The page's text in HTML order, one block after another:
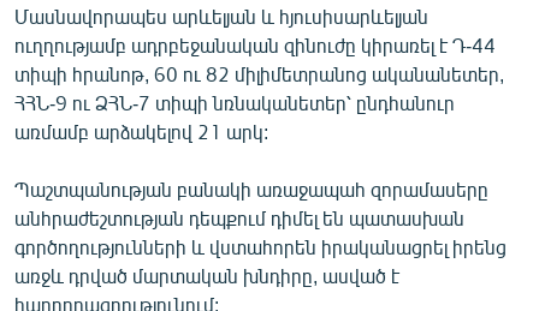
ՀԵՏԵՎԵՔ ՄԵԶ
Մասնավորապես արևելյան և հյուսիսարևելյան
ուղղությամբ ադրբեջանական զինուժը կիրառել է Դ-44
տիպի հրանոթ, 60 ու 82 միլիմետրանոց ականանետեր,
ՀՀՆ-9 ու ՁՀՆ-7 տիպի նռնականետեր՝ ընդհանուր
առմամբ արձակելով 21 արկ:
Պաշտպանության բանակի առաջապահ զորամասերը
անհրաժեշտության դեպքում դիմել են պատասխան
գործողությունների և վստահորեն իրականացրել իրենց
առջև դրված մարտական խնդիրը, ասված է
հաղորդագրությունում: